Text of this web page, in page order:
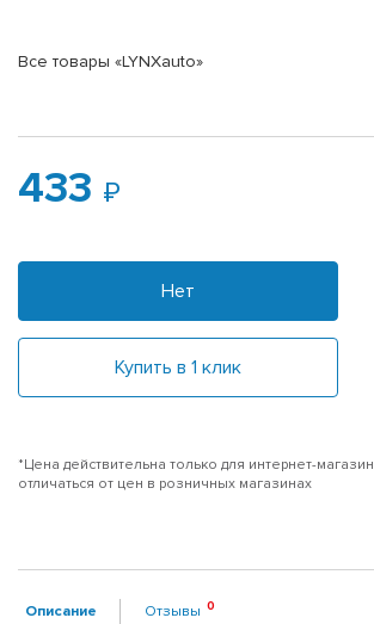
Все товары «LYNXauto»
433
Нет
Купить в 1 клик
*Цена действительна только для интернет-
отличаться от цен в розничных магазинах
Описание Отзывы